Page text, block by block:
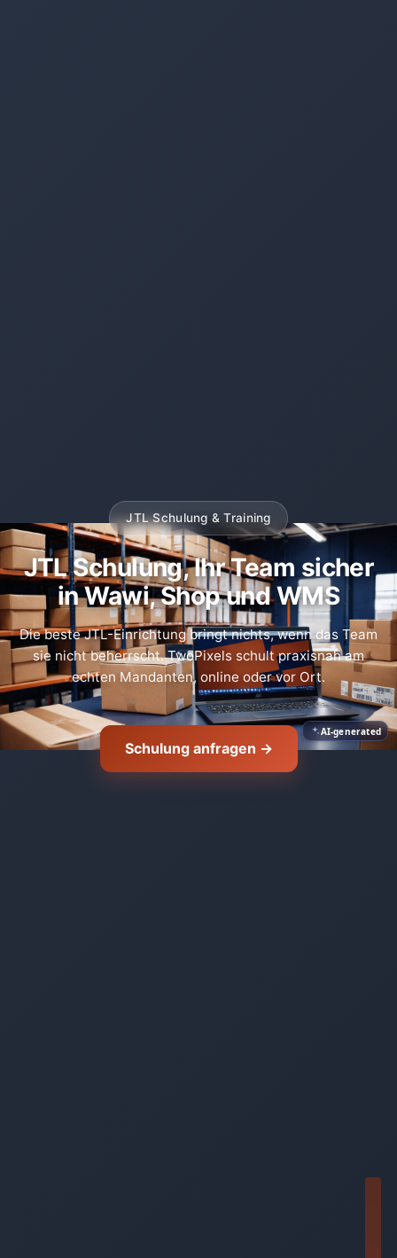
AI-generated
JTL Schulung & Training
JTL Schulung, Ihr Team sicher
in Wawi, Shop und WMS
Die beste JTL-Einrichtung bringt nichts, wenn das Team
sie nicht beherrscht. TwoPixels schult praxisnah am
echten Mandanten, online oder vor Ort.
Schulung anfragen →